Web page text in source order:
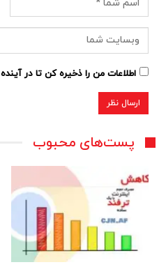
اطلاعات من را ذخیره کن تا در
پست‌های محبوب